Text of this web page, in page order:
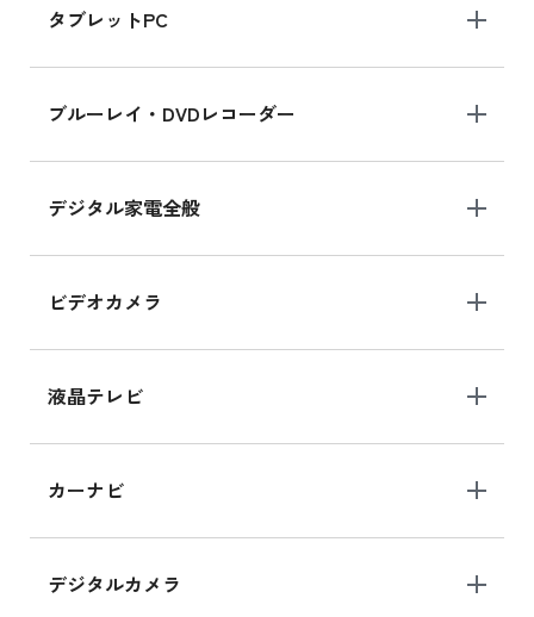
タブレットPC
ブルーレイ・DVDレコーダー
デジタル家電全般
ビデオカメラ
液晶テレビ
カーナビ
デジタルカメラ
iPhone 16 シリーズ
iPhone 16 の新品買取価格
iPad Air 11インチ シリーズ
iPad Air 11インチ の新品買取価格
iPhone 15 128GB シリーズ
iPhone 15 128GB の新品買取価格